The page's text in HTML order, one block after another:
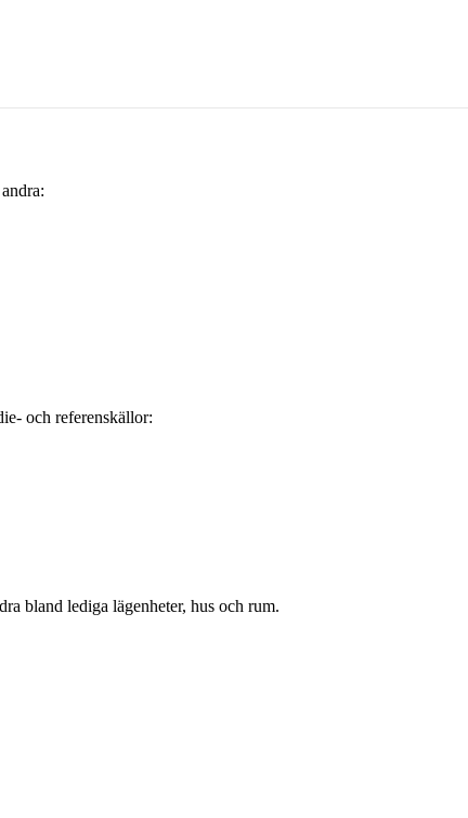
och referenskällor:
bland lediga lägenheter, hus och rum.